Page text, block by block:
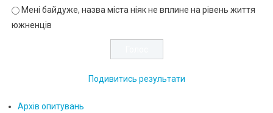
Мені байдуже, назва міста ніяк не вплине на рівень життя
южненців
Подивитись результати
Архів опитувань